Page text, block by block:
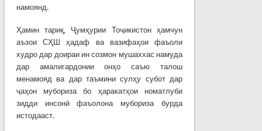
намоянд.
Ҳамин тариқ, Ҷумҳурии Тоҷикистон ҳамчун
аъзои СҲШ ҳадаф ва вазифаҳои фаъоли
худро дар доираи ин созмон мушаххас намуда
дар амалигардонии онҳо саъю талош
менамояд ва дар таъмини сулҳу субот дар
ҷаҳон мубориза бо ҳаракатҳои номатлуби
зидди инсонӣ фаъолона мубориза бурда
истодааст.